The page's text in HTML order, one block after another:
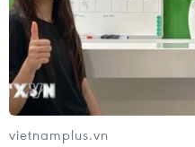
vietnamplus.vn